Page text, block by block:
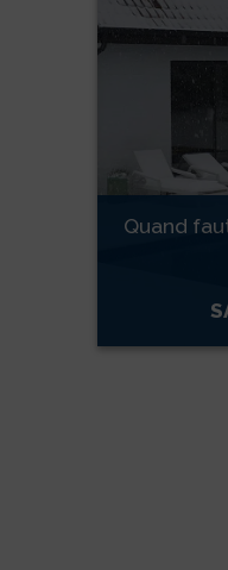
Quand